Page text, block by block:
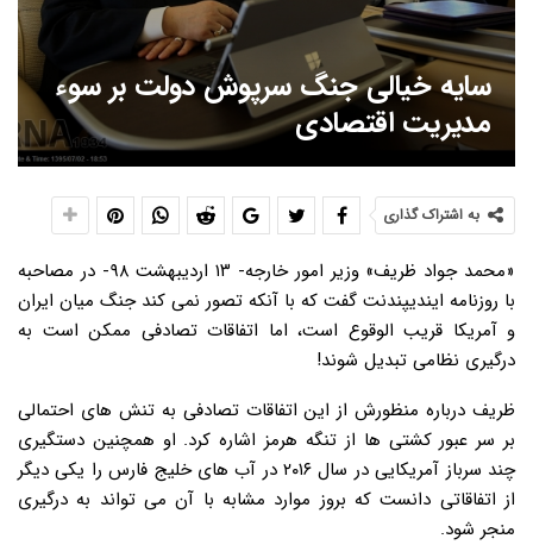
سایه خیالی جنگ سرپوش دولت بر سوء
مدیریت اقتصادی
به اشتراک گذاری
«محمد جواد ظریف» وزیر امور خارجه- ۱۳ اردیبهشت ۹۸- در مصاحبه
با روزنامه ایندیپندنت گفت که با آنکه تصور نمی کند جنگ میان ایران
و آمریکا قریب الوقوع است، اما اتفاقات تصادفی ممکن است به
درگیری نظامی تبدیل شوند!
ظریف درباره منظورش از این اتفاقات تصادفی به تنش های احتمالی
بر سر عبور کشتی ها از تنگه هرمز اشاره کرد. او همچنین دستگیری
چند سرباز آمریکایی در سال ۲۰۱۶ در آب های خلیج فارس را یکی دیگر
از اتفاقاتی دانست که بروز موارد مشابه با آن می تواند به درگیری
منجر شود.